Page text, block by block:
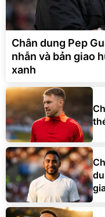
Chân dung Pep
nhẫn và bản giao
xanh